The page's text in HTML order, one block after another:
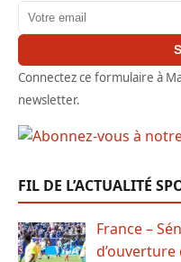
Adresse email
Connectez ce formulaire à
newsletter.
FIL DE L’ACTUALITÉ
France –